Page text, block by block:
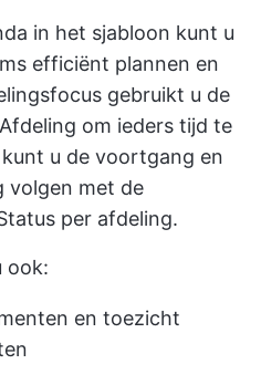
in het sjabloon kunt u
efficiënt plannen en
gebruikt u de
om ieders tijd te
u de voortgang en
volgen met de
per afdeling.
ook:
en toezicht